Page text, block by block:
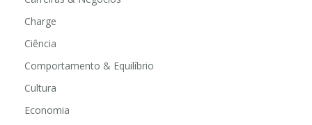
Charge
Ciência
Comportamento & Equilíbrio
Cultura
Economia